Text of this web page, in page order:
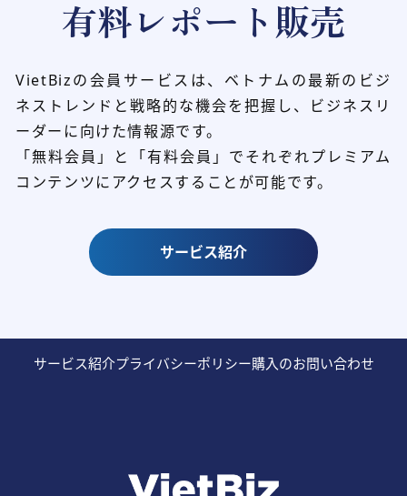
有料レポート販売
VietBizの会員サービスは、ベトナムの最新のビジ
ネストレンドと戦略的な機会を把握し、ビジネスリ
ーダーに向けた情報源です。
「無料会員」と「有料会員」でそれぞれプレミアム
コンテンツにアクセスすることが可能です。
サービス紹介
サービス紹介プライバシーポリシー購入のお問い合わせ